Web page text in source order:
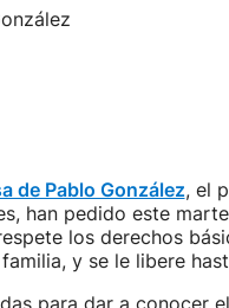
de Pablo González, el
han pedido este
los derechos
y se le libere
para dar a conocer